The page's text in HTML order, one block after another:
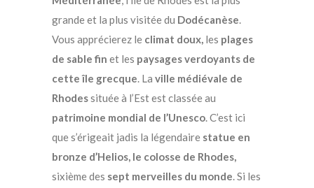
grande et la plus visitée du Dodécanèse.
Vous apprécierez le climat doux, les plages
de sable fin et les paysages verdoyants de
cette île grecque. La ville médiévale de
Rhodessituée à l’Est est classée au
patrimoine mondial de l’Unesco. C’est ici
que s’érigeait jadis la légendaire statue en
bronze d’Helios, le colosse de Rhodes,
sixième des sept merveilles du monde. Si les